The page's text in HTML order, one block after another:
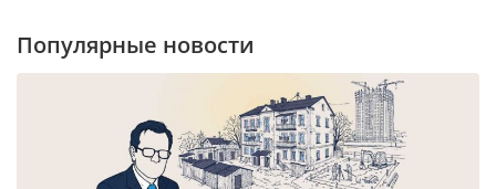
Популярные новости